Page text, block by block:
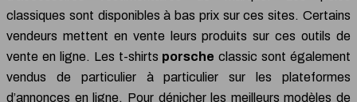
classiques sont disponibles à bas prix sur ces sites. Certains
vendeurs mettent en vente leurs produits sur ces outils de
vente en ligne. Les t-shirts porsche classic sont également
vendus de particulier à particulier sur les plateformes
d’annonces en ligne. Pour dénicher les meilleurs modèles de